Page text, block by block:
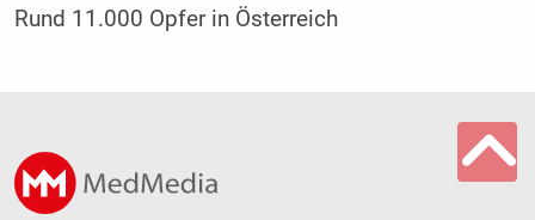
Rund 11.000 Opfer in Österreich